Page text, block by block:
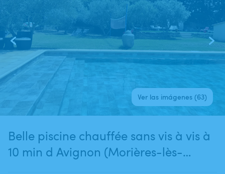
Ver las imágenes (63)
Belle piscine chauffée sans vis à vis à
10 min d Avignon (Morières-lès-